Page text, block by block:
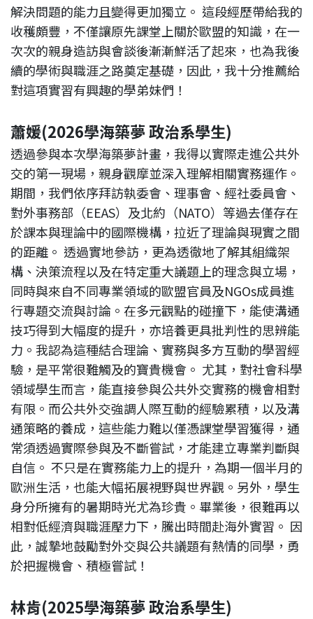
解決問題的能力且變得更加獨立。 這段經歷帶給我的
收穫頗豐，不僅讓原先課堂上關於歐盟的知識，在一
次次的親身造訪與會談後漸漸鮮活了起來，也為我後
續的學術與職涯之路奠定基礎，因此，我十分推薦給
對這項實習有興趣的學弟妹們！
蕭媛(2026學海築夢 政治系學生)
透過參與本次學海築夢計畫，我得以實際走進公共外
交的第一現場，親身觀摩並深入理解相關實務運作。
期間，我們依序拜訪執委會、理事會、經社委員會、
對外事務部（EEAS）及北約（NATO）等過去僅存在
於課本與理論中的國際機構，拉近了理論與現實之間
的距離。 透過實地參訪，更為透徹地了解其組織架
構、決策流程以及在特定重大議題上的理念與立場，
同時與來自不同專業領域的歐盟官員及NGOs成員進
行專題交流與討論。在多元觀點的碰撞下，能使溝通
技巧得到大幅度的提升，亦培養更具批判性的思辨能
力。我認為這種結合理論、實務與多方互動的學習經
驗，是平常很難觸及的寶貴機會。 尤其，對社會科學
領域學生而言，能直接參與公共外交實務的機會相對
有限。而公共外交強調人際互動的經驗累積，以及溝
通策略的養成，這些能力難以僅憑課堂學習獲得，通
常須透過實際參與及不斷嘗試，才能建立專業判斷與
自信。 不只是在實務能力上的提升，為期一個半月的
歐洲生活，也能大幅拓展視野與世界觀。另外，學生
身分所擁有的暑期時光尤為珍貴。畢業後，很難再以
相對低經濟與職涯壓力下，騰出時間赴海外實習。 因
此，誠摯地鼓勵對外交與公共議題有熱情的同學，勇
於把握機會、積極嘗試！
林肯(2025學海築夢 政治系學生)